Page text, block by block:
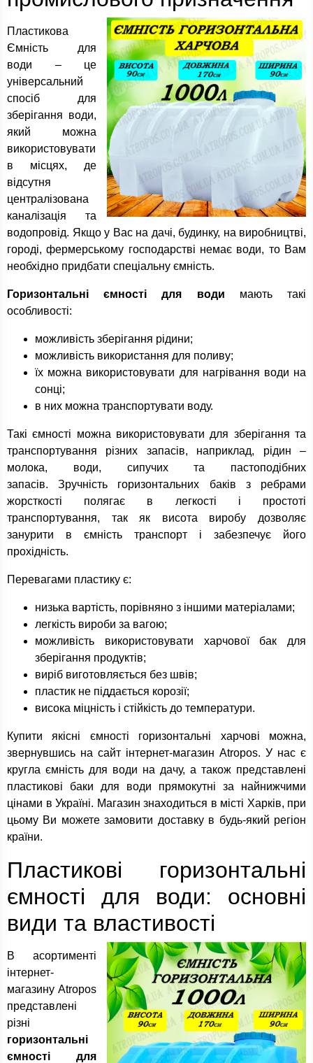
Пластикова
Ємність для
води – це
універсальний
спосіб для
зберігання води,
який можна
використовувати
в місцях, де
відсутня
централізована
каналізація та
водопровід. Якщо у Вас на дачі, будинку, на виробництві,
городі, фермерському господарстві немає води, то Вам
необхідно придбати спеціальну ємність.
Горизонтальні ємності для води мають такі
особливості:
можливість зберігання рідини;
можливість використання для поливу;
їх можна використовувати для нагрівання води на
сонці;
в них можна транспортувати воду.
Такі ємності можна використовувати для зберігання та
транспортування різних запасів, наприклад, рідин –
молока, води, сипучих та пастоподібних
запасів. Зручність горизонтальних баків з ребрами
жорсткості полягає в легкості і простоті
транспортування, так як висота виробу дозволяє
занурити в ємність транспорт і забезпечує його
прохідність.
Перевагами пластику є:
низька вартість, порівняно з іншими матеріалами;
легкість вироби за вагою;
можливість використовувати харчової бак для
зберігання продуктів;
виріб виготовляється без швів;
пластик не піддається корозії;
висока міцність і стійкість до температури.
Купити якісні ємності горизонтальні харчові можна,
звернувшись на сайт інтернет-магазин Atropos. У нас є
кругла ємність для води на дачу, а також представлені
пластикові баки для води прямокутні за найнижчими
цінами в Україні. Магазин знаходиться в місті Харків, при
цьому Ви можете замовити доставку в будь-який регіон
країни.
Пластикові горизонтальні
ємності для води: основні
види та властивості
В асортименті
інтернет-
магазину Atropos
представлені
різні
горизонтальні
ємності для